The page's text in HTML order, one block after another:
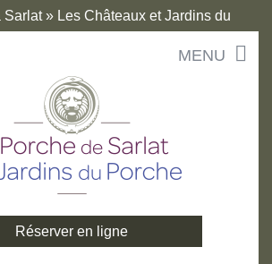
Sarlat» Les Châteaux et Jardins du
MENU
Réserver en ligne